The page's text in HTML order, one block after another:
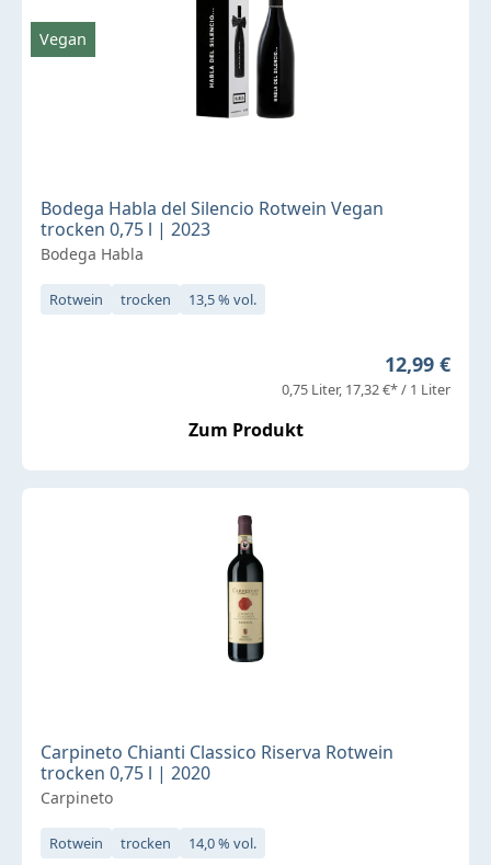
Bodega Habla del Silencio Rotwein Vegan
trocken 0,75 l | 2023
Bodega Habla
Rotwein trocken 13,5 % vol.
Regulärer
12,99 €
0,75 Liter 17,32 €* / 1 Liter
Zum Produkt
Vegan
Carpineto Chianti Classico Riserva Rotwein
trocken 0,75 l | 2020
Carpineto
Rotwein trocken 14,0 % vol.